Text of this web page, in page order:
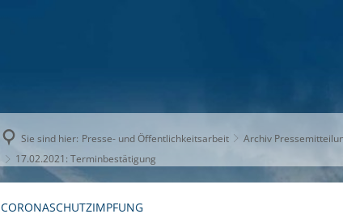
Sie sind hier: Presse- und Öffentlichkeitsarbeit Archiv
17.02.2021: Terminbestätigung
CORONASCHUTZIMPFUNG